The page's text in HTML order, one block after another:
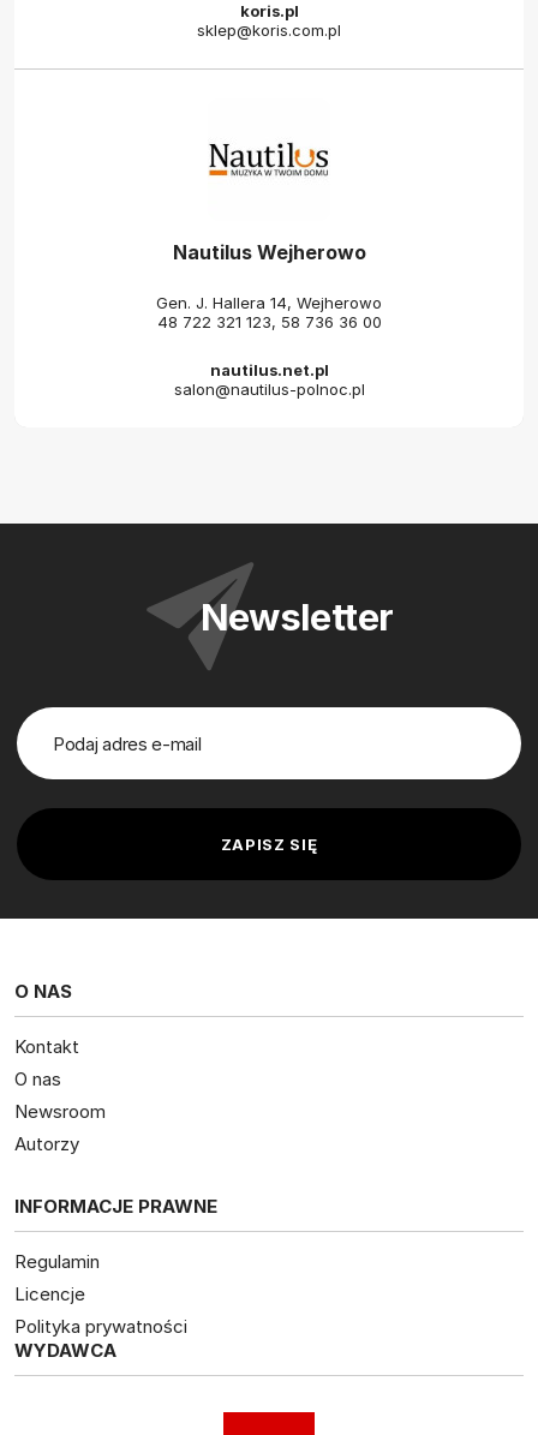
koris.pl
sklep@koris.com.pl
Nautilus Wejherowo
Gen. J. Hallera 14, Wejherowo
48 722 321 123, 58 736 36 00
nautilus.net.pl
salon@nautilus-polnoc.pl
Newsletter
O NAS
Kontakt
O nas
Newsroom
Autorzy
INFORMACJE PRAWNE
Regulamin
Licencje
Polityka prywatności
WYDAWCA